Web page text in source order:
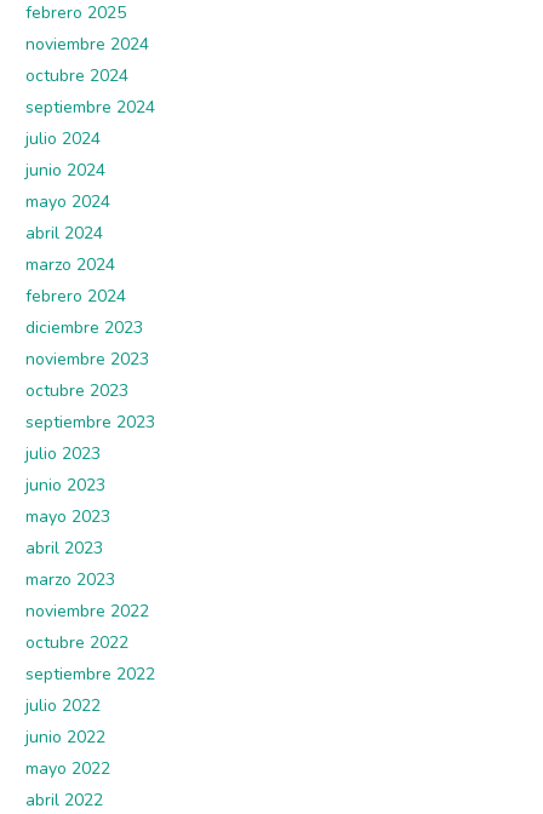
febrero 2025
noviembre 2024
octubre 2024
septiembre 2024
julio 2024
junio 2024
mayo 2024
abril 2024
marzo 2024
febrero 2024
diciembre 2023
noviembre 2023
octubre 2023
septiembre 2023
julio 2023
junio 2023
mayo 2023
abril 2023
marzo 2023
noviembre 2022
octubre 2022
septiembre 2022
julio 2022
junio 2022
mayo 2022
abril 2022